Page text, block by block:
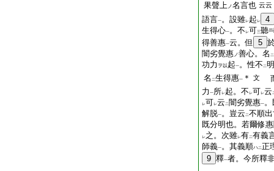
果聲上ノ名言也 云云
語言一。設雖レ起 レ
4
生得心一。不 レ可三聽
得善惠一云。但 5
闇劣覺惠ノ善心。名 二
功力 ヲ以起一。性不 二
名 二生得惠一 ＊ 文
力 一所レ起。不 レ可レ云
レ可レ云 二 闇劣覺惠一。
解脱一。豈云 二不順
既分明也。若爾修
レ之。次雖レ有二有義
師義一。其義順ハ二正
9 釋一者。今所釋